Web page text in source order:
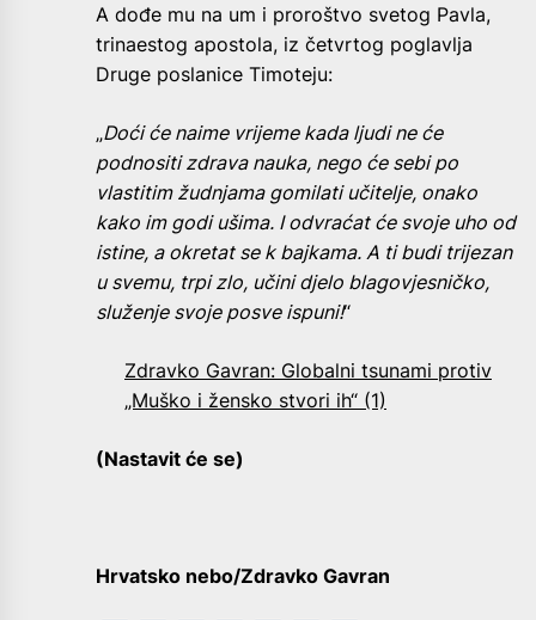
A dođe mu na um i proroštvo svetog Pavla,
trinaestog apostola, iz četvrtog poglavlja
Druge poslanice Timoteju:
„Doći će naime vrijeme kada ljudi ne će
podnositi zdrava nauka, nego će sebi po
vlastitim žudnjama gomilati učitelje, onako
kako im godi ušima. I odvraćat će svoje uho od
istine, a okretat se k bajkama. A ti budi trijezan
u svemu, trpi zlo, učini djelo blagovjesničko,
služenje svoje posve ispuni!“
Zdravko Gavran: Globalni tsunami protiv
„Muško i žensko stvori ih“ (1)
(Nastavit će se)
Hrvatsko nebo/Zdravko Gavran